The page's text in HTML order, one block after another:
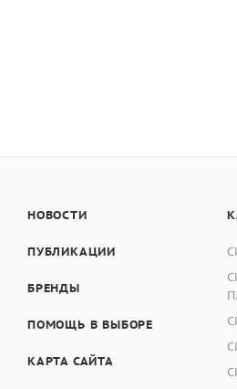
НОВОСТИ
ПУБЛИКАЦИИ
БРЕНДЫ
ПОМОЩЬ В ВЫБОРЕ
КАРТА САЙТА